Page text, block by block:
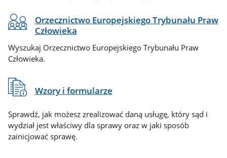
Orzecznictwo Europejskiego Trybunału Praw
Człowieka
Wyszukaj Orzecznictwo Europejskiego Trybunału Praw
Człowieka.
Wzory i formularze
Sprawdź, jak możesz zrealizować daną usługę, który sąd i
wydział jest właściwy dla sprawy oraz w jaki sposób
zainicjować sprawę.